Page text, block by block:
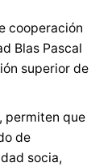
cooperación
Blas Pascal
superior de
permiten que
de
socia,